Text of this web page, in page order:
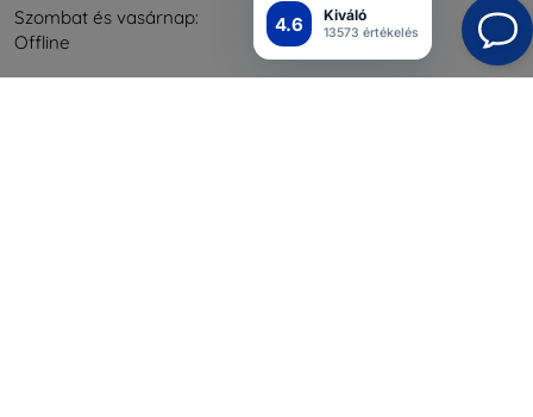
4.6 Kiváló
13573 értékelés
Szombat és vasárnap:
Offline